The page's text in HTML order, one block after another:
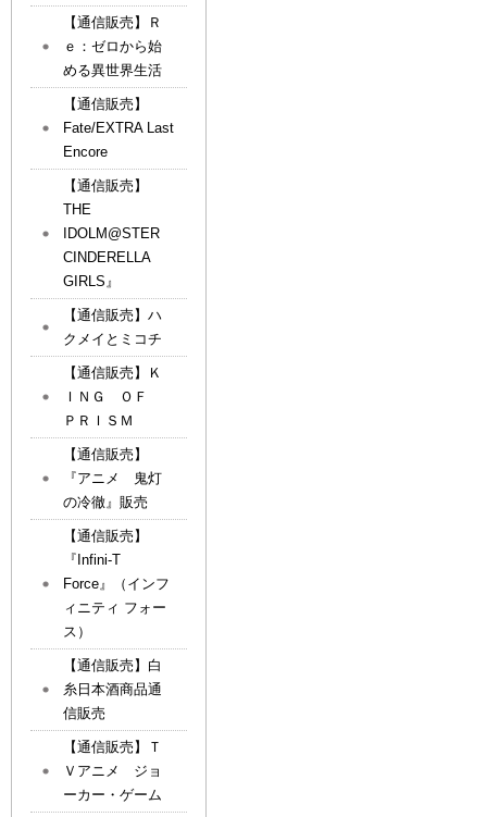
【通信販売】Ｒ
ｅ：ゼロから始
める異世界生活
【通信販売】
Fate/EXTRA Last
Encore
【通信販売】
THE
IDOLM@STER
CINDERELLA
GIRLS』
【通信販売】ハ
クメイとミコチ
【通信販売】Ｋ
ＩＮＧ ＯＦ
ＰＲＩＳＭ
【通信販売】
『アニメ 鬼灯
の冷徹』販売
【通信販売】
『Infini-T
Force』（インフ
ィニティ フォー
ス）
【通信販売】白
糸日本酒商品通
信販売
【通信販売】Ｔ
Ｖアニメ ジョ
ーカー・ゲーム